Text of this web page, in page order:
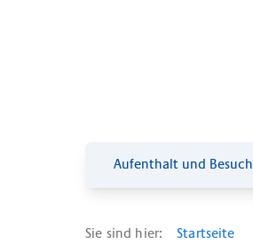
Aufenthalt und Besuch
Sie sind hier: Startseite